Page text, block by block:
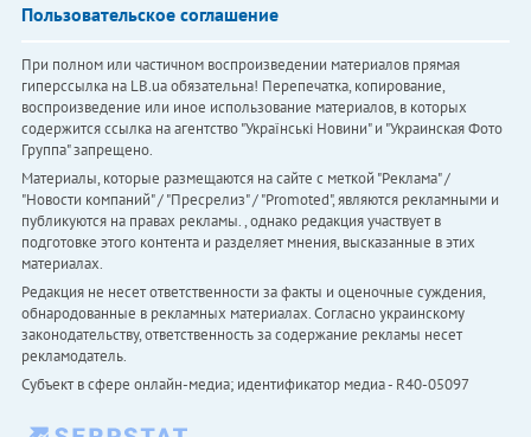
Пользовательское соглашение
При полном или частичном воспроизведении материалов прямая
гиперссылка на LB.ua обязательна! Перепечатка, копирование,
воспроизведение или иное использование материалов, в которых
содержится ссылка на агентство "Українськi Новини" и "Украинская Фото
Группа" запрещено.
Материалы, которые размещаются на сайте с меткой "Реклама" /
"Новости компаний" / "Пресрелиз" / "Promoted", являются рекламными и
публикуются на правах рекламы. , однако редакция участвует в
подготовке этого контента и разделяет мнения, высказанные в этих
материалах.
Редакция не несет ответственности за факты и оценочные суждения,
обнародованные в рекламных материалах. Согласно украинскому
законодательству, ответственность за содержание рекламы несет
рекламодатель.
Субъект в сфере онлайн-медиа; идентификатор медиа - R40-05097